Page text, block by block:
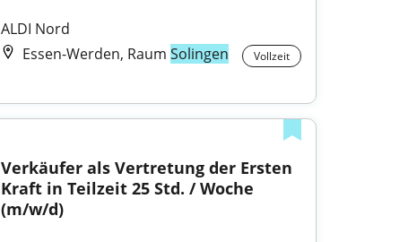
ALDI Nord
Essen-Werden, Raum Solingen Vollzeit
Verkäufer als Vertretung der Ersten
Kraft in Teilzeit 25 Std. / Woche
(m/w/d)